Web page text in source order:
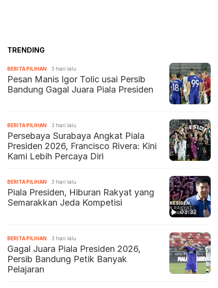
TRENDING
BERITA PILIHAN 3 hari lalu
Pesan Manis Igor Tolic usai Persib
Bandung Gagal Juara Piala Presiden
BERITA PILIHAN 3 hari lalu
Persebaya Surabaya Angkat Piala
Presiden 2026, Francisco Rivera: Kini
Kami Lebih Percaya Diri
03:32
BERITA PILIHAN 3 hari lalu
Piala Presiden, Hiburan Rakyat yang
Semarakkan Jeda Kompetisi
BERITA PILIHAN 3 hari lalu
Gagal Juara Piala Presiden 2026,
Persib Bandung Petik Banyak
Pelajaran